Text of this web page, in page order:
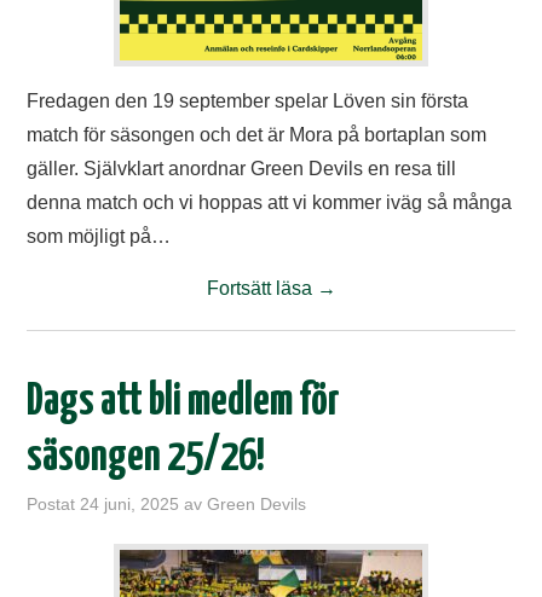
Fredagen den 19 september spelar Löven sin första
match för säsongen och det är Mora på bortaplan som
gäller. Självklart anordnar Green Devils en resa till
denna match och vi hoppas att vi kommer iväg så många
som möjligt på…
Fortsätt läsa →
Dags att bli medlem för
säsongen 25/26!
Postat 24 juni, 2025 avGreen Devils